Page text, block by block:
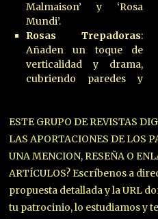
Malmaison’ y ‘Rosa
Mundi’.
Rosas Trepadoras:
Añaden un toque de
verticalidad y drama,
cubriendo paredes y
ESTE GRUPO DE REVISTAS
LAS APORTACIONES DE LOS
UNA MENCION, RESEÑA O
ARTÍCULOS? Escríbenos a
propuesta detallada y la URL
tu patrocinio, lo estudiamos y